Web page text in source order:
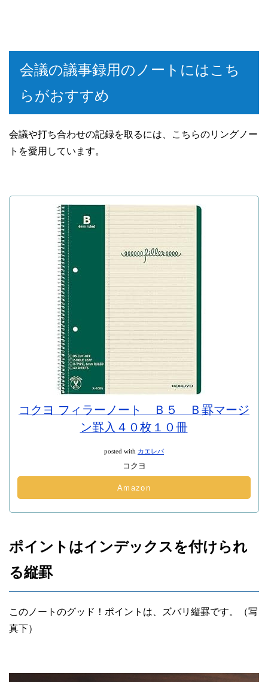
会議の議事録用のノートにはこち
らがおすすめ
会議や打ち合わせの記録を取るには、こちらのリングノー
トを愛用しています。
コクヨ フィラーノート Ｂ５ Ｂ罫マージ
ン罫入４０枚１０冊
posted with カエレバ
コクヨ
Amazon
ポイントはインデックスを付けられ
る縦罫
このノートのグッド！ポイントは、ズバリ縦罫です。（写
真下）